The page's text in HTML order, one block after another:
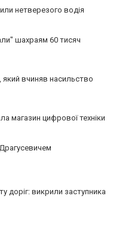
нетверезого водія
шахраям 60 тисяч
який вчиняв насильство
магазин цифрової техніки
доріг: викрили заступника